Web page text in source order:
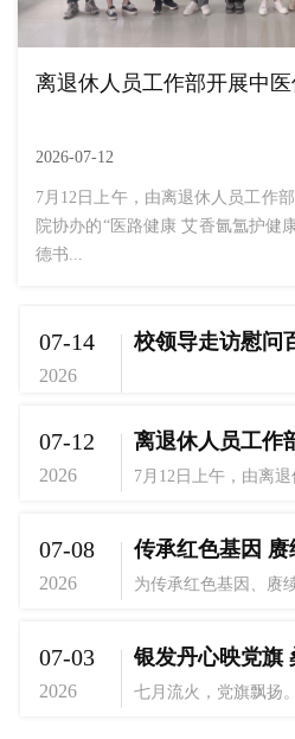
离退休人员工作部开展中
2026-07-12
7月12日上午，由离退休人员工作
院协办的“医路健康 艾香氤氲护健
德书...
07-14
2026
校领导走访慰问
07-12
2026
07-08
2026
07-03
2026